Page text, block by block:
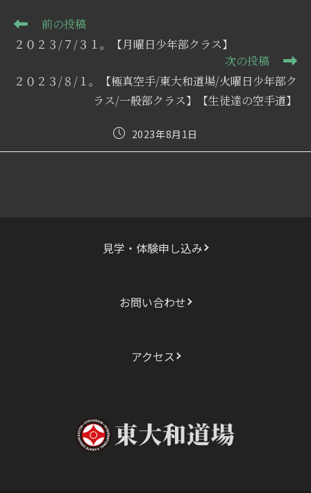
そ
他
記
事
前の投稿
２０２３/７/３１。【月曜日少年部クラス】
次の投稿
２０２３/８/１。【極真空手/東大和道場/火曜日少年部ク
ラス/一般部クラス】【生徒達の空手道】
投
2023年8月1日
見学・体験申し込み
お問い合わせ
アクセス